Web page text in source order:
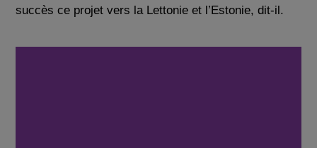
succès ce projet vers la Lettonie et l’Estonie, dit-il.